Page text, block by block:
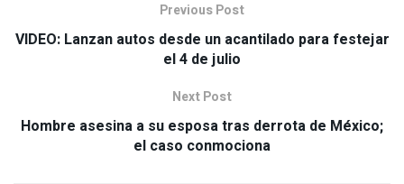
Previous Post
VIDEO: Lanzan autos desde un acantilado para festejar
el 4 de julio
Next Post
Hombre asesina a su esposa tras derrota de México;
el caso conmociona